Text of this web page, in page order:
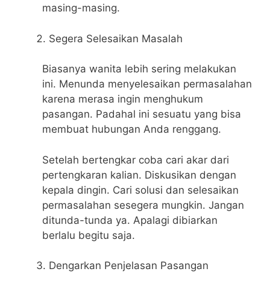
masing-masing.
Segera Selesaikan Masalah
Biasanya wanita lebih sering melakukan
ini. Menunda menyelesaikan permasalahan
karena merasa ingin menghukum
pasangan. Padahal ini sesuatu yang bisa
membuat hubungan Anda renggang.
Setelah bertengkar coba cari akar dari
pertengkaran kalian. Diskusikan dengan
kepala dingin. Cari solusi dan selesaikan
permasalahan sesegera mungkin. Jangan
ditunda-tunda ya. Apalagi dibiarkan
berlalu begitu saja.
Dengarkan Penjelasan Pasangan